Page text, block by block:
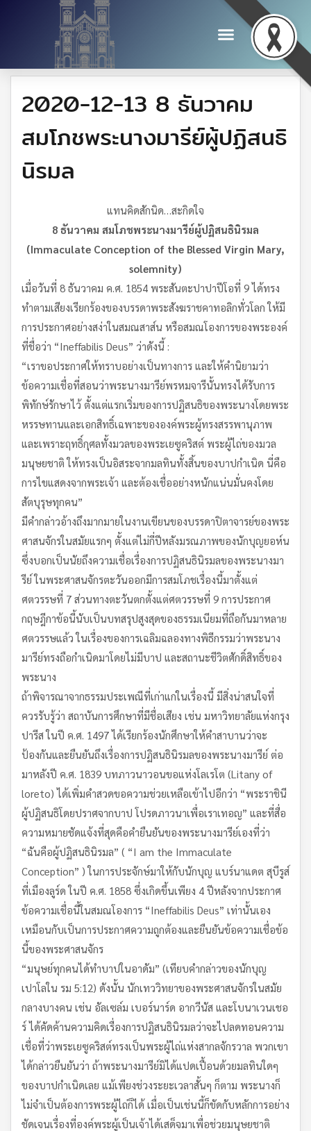
2020-12-13 8 ธันวาคม
สมโภชพระนางมารีย์ผู้ปฏิสนธิ
นิรมล
แทนคิดสักนิด…สะกิดใจ
8 ธันวาคม สมโภชพระนางมารีย์ผู้ปฏิสนธินิรมล
(Immaculate Conception of the Blessed Virgin Mary,
solemnity)
เมื่อวันที่ 8 ธันวาคม ค.ศ. 1854 พระสันตะปาปาปีโอที่ 9 ได้ทรง
ทำตามเสียงเรียกร้องของบรรดาพระสังฆราชคาทอลิกทั่วโลก ให้มี
การประกาศอย่างสง่าในสมณสาส์น หรือสมณโองการของพระองค์
ที่ชื่อว่า “Ineffabilis Deus” ว่าดังนี้ :
“เราขอประกาศให้ทราบอย่างเป็นทางการ และให้คำนิยามว่า
ข้อความเชื่อที่สอนว่าพระนางมารีย์พรหมจารีนั้นทรงได้รับการ
พิทักษ์รักษาไว้ ตั้งแต่แรกเริ่มของการปฏิสนธิของพระนางโดยพระ
หรรษทานและเอกสิทธิ์เฉพาะขององค์พระผู้ทรงสรรพานุภาพ
และเพราะฤทธิ์กุศลทั้งมวลของพระเยซูคริสต์ พระผู้ไถ่ของมวล
มนุษยชาติ ให้ทรงเป็นอิสระจากมลทินทั้งสิ้นของบาปกำเนิด นี่คือ
การไขแสดงจากพระเจ้า และต้องเชื่ออย่างหนักแน่นมั่นคงโดย
สัตบุรุษทุกคน”
มีคำกล่าวอ้างถึงมากมายในงานเขียนของบรรดาปิตาจารย์ของพระ
ศาสนจักรในสมัยแรกๆ ตั้งแต่ไม่กี่ปีหลังมรณภาพของนักบุญยอห์น
ซึ่งบอกเป็นนัยถึงความเชื่อเรื่องการปฏิสนธินิรมลของพระนางมา
รีย์ ในพระศาสนจักรตะวันออกมีการสมโภชเรื่องนี้มาตั้งแต่
ศตวรรษที่ 7 ส่วนทางตะวันตกตั้งแต่ศตวรรษที่ 9 การประกาศ
กฤษฎีกาข้อนี้นับเป็นบทสรุปสูงสุดของธรรมเนียมที่ถือกันมาหลาย
ศตวรรษแล้ว ในเรื่องของการเฉลิมฉลองทางพิธีกรรมว่าพระนาง
มารีย์ทรงถือกำเนิดมาโดยไม่มีบาป และสถานะชีวิตศักดิ์สิทธิ์ของ
พระนาง
ถ้าพิจารณาจากธรรมประเพณีที่เก่าแก่ในเรื่องนี้ มีสิ่งน่าสนใจที่
ควรรับรู้ว่า สถาบันการศึกษาที่มีชื่อเสียง เช่น มหาวิทยาลัยแห่งกรุง
ปารีส ในปี ค.ศ. 1497 ได้เรียกร้องนักศึกษาให้คำสาบานว่าจะ
ป้องกันและยืนยันถึงเรื่องการปฏิสนธินิรมลของพระนางมารีย์ ต่อ
มาหลังปี ค.ศ. 1839 บทภาวนาวอนขอแห่งโลเรโต (Litany of
loreto) ได้เพิ่มคำสวดขอความช่วยเหลือเข้าไปอีกว่า “พระราชินี
ผู้ปฏิสนธิโดยปราศจากบาป โปรดภาวนาเพื่อเราเทอญ” และที่สื่อ
ความหมายชัดแจ้งที่สุดคือคำยืนยันของพระนางมารีย์เองที่ว่า
“ฉันคือผู้ปฏิสนธินิรมล” ( “I am the Immaculate
Conception” ) ในการประจักษ์มาให้กับนักบุญ แบร์นาแดต สุบีรูส์
ที่เมืองลูร์ด ในปี ค.ศ. 1858 ซึ่งเกิดขึ้นเพียง 4 ปีหลังจากประกาศ
ข้อความเชื่อนี้ในสมณโองการ “Ineffabilis Deus” เท่านั้นเอง
เหมือนกับเป็นการประกาศความถูกต้องและยืนยันข้อความเชื่อข้อ
นี้ของพระศาสนจักร
“มนุษย์ทุกคนได้ทำบาปในอาดัม” (เทียบคำกล่าวของนักบุญ
เปาโลใน รม 5:12) ดังนั้น นักเทววิทยาของพระศาสนจักรในสมัย
กลางบางคน เช่น อัลเซล์ม เบอร์นาร์ด อากวีนัส และโบนาเวนเชอ
ร์ ได้คัดค้านความคิดเรื่องการปฏิสนธินิรมลว่าจะไปลดทอนความ
เชื่อที่ว่าพระเยซูคริสต์ทรงเป็นพระผู้ไถ่แห่งสากลจักรวาล พวกเขา
ได้กล่าวยืนยันว่า ถ้าพระนางมารีย์มิได้แปดเปื้อนด้วยมลทินใดๆ
ของบาปกำเนิดเลย แม้เพียงช่วงระยะเวลาสั้นๆ ก็ตาม พระนางก็
ไม่จำเป็นต้องการพระผู้ไถ่ก็ได้ เมื่อเป็นเช่นนี้ก็ขัดกับหลักการอย่าง
ชัดเจนเรื่องที่องค์พระผู้เป็นเจ้าได้เสด็จมาเพื่อช่วยมนุษยชาติ